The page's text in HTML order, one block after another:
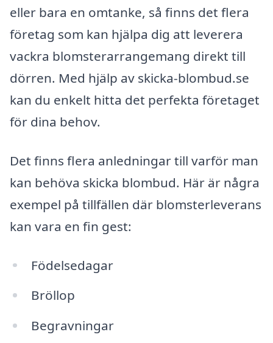
eller bara en omtanke, så finns det flera
företag som kan hjälpa dig att leverera
vackra blomsterarrangemang direkt till
dörren. Med hjälp av skicka-blombud.se
kan du enkelt hitta det perfekta företaget
för dina behov.
Det finns flera anledningar till varför man
kan behöva skicka blombud. Här är några
exempel på tillfällen där blomsterleverans
kan vara en fin gest:
Födelsedagar
Bröllop
Begravningar